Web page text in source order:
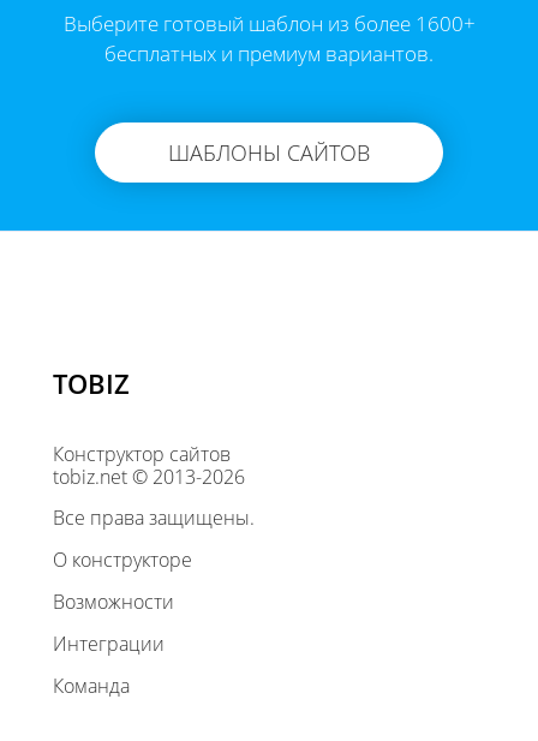
Выберите готовый шаблон из более 1600+
бесплатных и премиум вариантов.
ШАБЛОНЫ САЙТОВ
TOBIZ
Конструктор сайтов
tobiz.net © 2013-2026
Все права защищены.
О конструкторе
Возможности
Интеграции
Команда